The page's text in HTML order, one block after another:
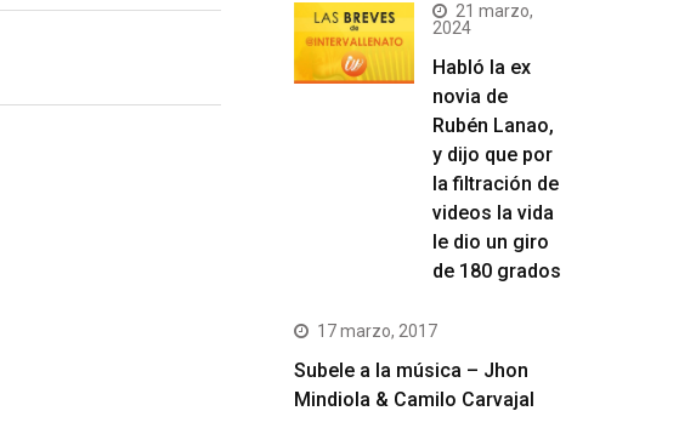
21 marzo,
2024
Habló la ex
novia de
Rubén Lanao,
y dijo que por
la filtración de
videos la vida
le dio un giro
de 180 grados
17 marzo, 2017
Subele a la música – Jhon
Mindiola & Camilo Carvajal